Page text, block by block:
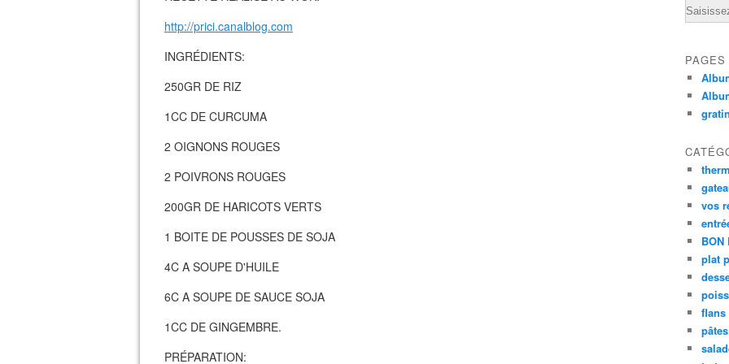
http://prici.canalblog.com
INGRÉDIENTS:
250GR DE RIZ
1CC DE CURCUMA
2 OIGNONS ROUGES
2 POIVRONS ROUGES
200GR DE HARICOTS VERTS
1 BOITE DE POUSSES DE SOJA
4C A SOUPE D'HUILE
6C A SOUPE DE SAUCE SOJA
1CC DE GINGEMBRE.
PRÉPARATION:
Email
PAGES
vos
BON
plat
flans